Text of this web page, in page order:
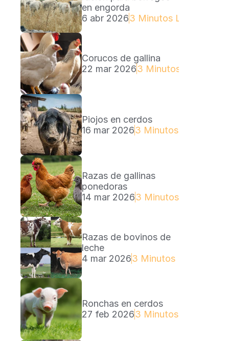
en engorda
6 abr 20263 Minutos Lectura
Corucos de gallina
22 mar 20263 Minutos Lectura
Piojos en cerdos
16 mar 20263 Minutos Lectura
Razas de gallinas
ponedoras
14 mar 20263 Minutos Lectura
Razas de bovinos de
leche
4 mar 20263 Minutos Lectura
Ronchas en cerdos
27 feb 20263 Minutos Lectura